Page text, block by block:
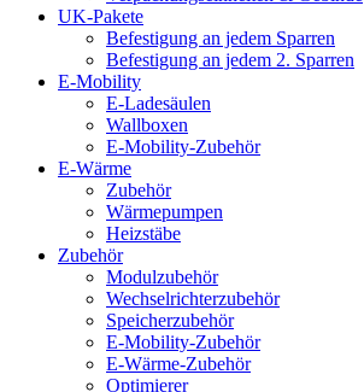
UK-Pakete
Befestigung an jedem Sparren
Befestigung an jedem 2. Sparren
E-Mobility
E-Ladesäulen
Wallboxen
E-Mobility-Zubehör
E-Wärme
Zubehör
Wärmepumpen
Heizstäbe
Zubehör
Modulzubehör
Wechselrichterzubehör
Speicherzubehör
E-Mobility-Zubehör
E-Wärme-Zubehör
Optimierer